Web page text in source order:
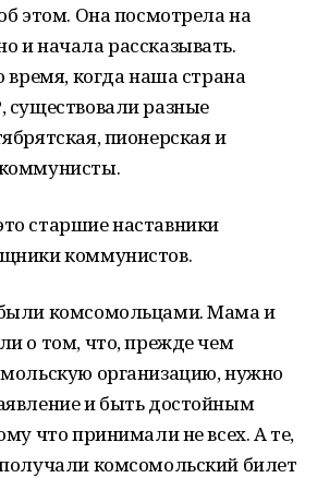
этом. Она посмотрела на
и начала рассказывать.
время, когда наша страна
существовали разные
пионерская и
старшие наставники
коммунистов.
комсомольцами. Мама и
о том, что, прежде чем
организацию, нужно
и быть достойным
что принимали не всех. А те,
комсомольский билет